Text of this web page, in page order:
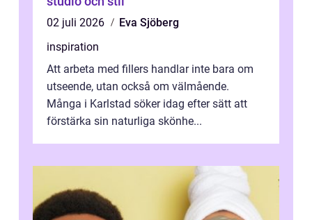
02 juli 2026
Eva Sjöberg
inspiration
Att arbeta med fillers handlar inte bara om
utseende, utan också om välmående.
Många i Karlstad söker idag efter sätt att
förstärka sin naturliga skönhe...